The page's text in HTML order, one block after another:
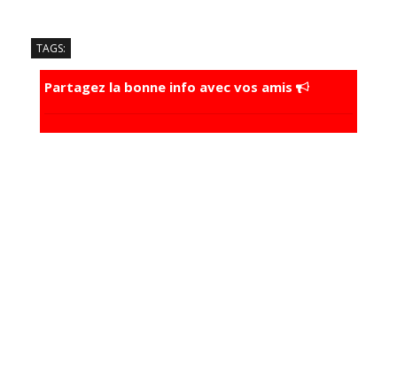
TAGS:
Partagez la bonne info avec vos amis